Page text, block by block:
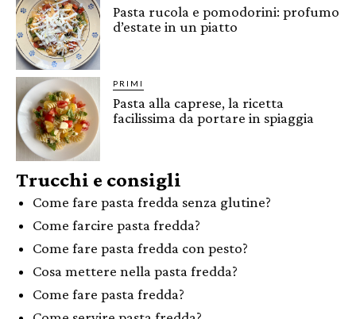
Pasta rucola e pomodorini: profumo
d’estate in un piatto
PRIMI
Pasta alla caprese, la ricetta
facilissima da portare in spiaggia
Trucchi e consigli
Come fare pasta fredda senza glutine?
Come farcire pasta fredda?
Come fare pasta fredda con pesto?
Cosa mettere nella pasta fredda?
Come fare pasta fredda?